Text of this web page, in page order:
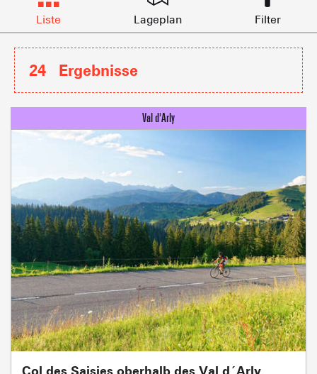
Liste Lageplan Filter
24 Ergebnisse
Col des Saisies oberhalb des Val d´Arly